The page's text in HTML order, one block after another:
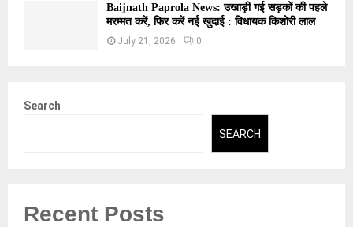
Baijnath Paprola News: उखाड़ी गई सड़कों की पहले
मरम्मत करें, फिर करें नई खुदाई : विधायक किशोरी लाल
July 21, 2026 0
Search
SEARCH
Recent Posts